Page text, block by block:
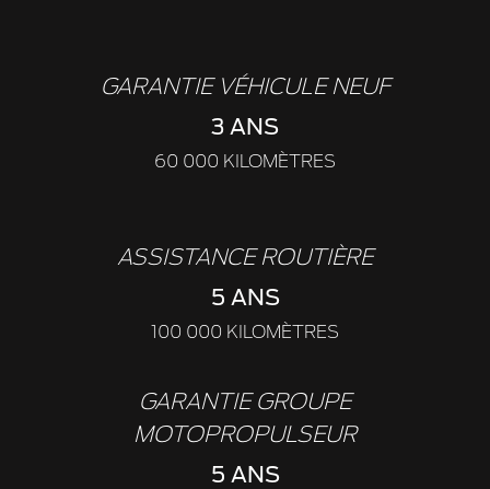
GARANTIE VÉHICULE NEUF
3 ANS
60 000 KILOMÈTRES
ASSISTANCE ROUTIÈRE
5 ANS
100 000 KILOMÈTRES
GARANTIE GROUPE
MOTOPROPULSEUR
5 ANS